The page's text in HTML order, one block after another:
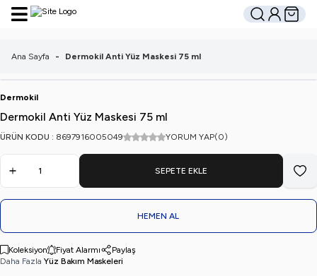
Hesabım
Sepetim
Ana Sayfa - Dermokil Anti Yüz Maskesi 75 ml
Dermokil
Dermokil Anti Yüz Maskesi 75 ml
ÜRÜN KODU : 8697916005049 YORUM YAP(0)
SEPETE EKLE
HEMEN AL
Koleksiyon Fiyat Alarmı
Paylaş
Daha Fazla Yüz Bakım Maskeleri